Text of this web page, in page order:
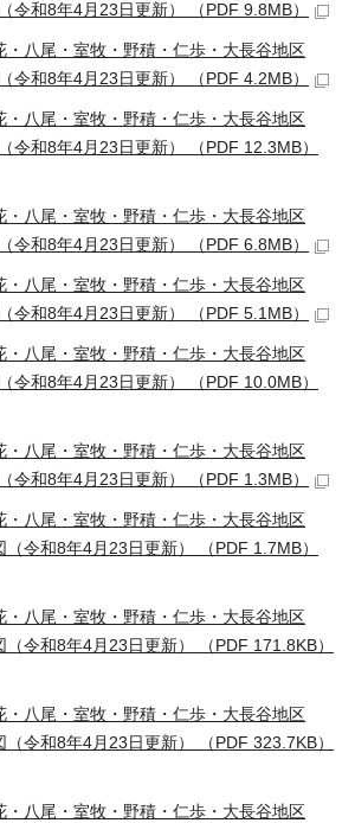
令和8年4月23日更新） （PDF 9.8MB）
八尾・室牧・野積・仁歩・大長谷地区
令和8年4月23日更新） （PDF 4.2MB）
八尾・室牧・野積・仁歩・大長谷地区
令和8年4月23日更新） （PDF 12.3MB）
八尾・室牧・野積・仁歩・大長谷地区
令和8年4月23日更新） （PDF 6.8MB）
八尾・室牧・野積・仁歩・大長谷地区
令和8年4月23日更新） （PDF 5.1MB）
八尾・室牧・野積・仁歩・大長谷地区
令和8年4月23日更新） （PDF 10.0MB）
八尾・室牧・野積・仁歩・大長谷地区
令和8年4月23日更新） （PDF 1.3MB）
八尾・室牧・野積・仁歩・大長谷地区
令和8年4月23日更新） （PDF 1.7MB）
八尾・室牧・野積・仁歩・大長谷地区
令和8年4月23日更新） （PDF 171.8KB）
八尾・室牧・野積・仁歩・大長谷地区
令和8年4月23日更新） （PDF 323.7KB）
八尾・室牧・野積・仁歩・大長谷地区